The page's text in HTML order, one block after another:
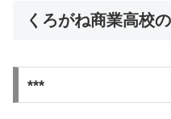
くろがね商業高校
***